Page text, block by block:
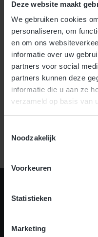
Deze website maakt
We gebruiken cookies
personaliseren, om
en om ons
informatie over uw
partners voor social
partners kunnen deze
informatie die u aan ze
verzameld op basis van
Noodzakelijk
Voorkeuren
Statistieken
Marketing
Voor bedrijven bieden
uurs
Als particulier kunt u
opmeerdere
ONZE